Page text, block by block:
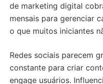
de marketing digital
mensais para gerenciar
o que muitos iniciantes
Redes sociais parecem
constante para criar
engage usuários.